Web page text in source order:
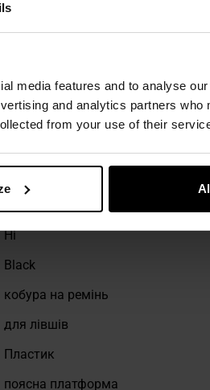
media features and to analyse
and analytics partners who
from your use of their
ДАНІ
Ні
Black
кобура на ремінь
для лівшів
Пластик
поясна платформа